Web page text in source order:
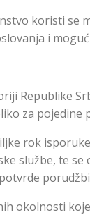
koristi se
i
Republike
za pojedine
rok
službe, te
okolnosti